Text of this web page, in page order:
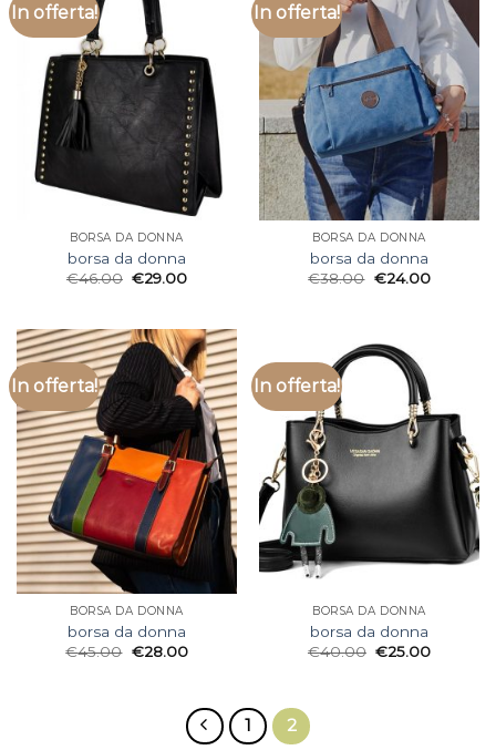
In offerta!
BORSA DA DONNA
borsa da donna
€46.00 €29.00
In offerta!
BORSA DA DONNA
borsa da donna
€38.00 €24.00
In offerta!
BORSA DA DONNA
borsa da donna
€45.00 €28.00
In offerta!
BORSA DA DONNA
borsa da donna
€40.00 €25.00
1 2